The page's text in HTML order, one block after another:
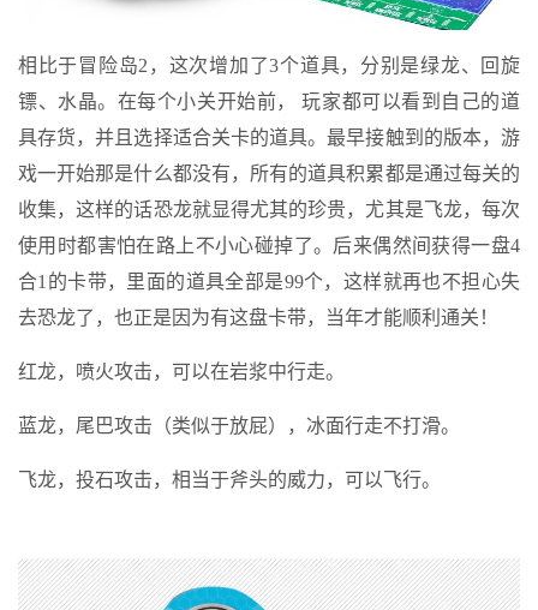
相比于冒险岛2，这次增加了3个道具，分别是绿龙、回旋
镖、水晶。在每个小关开始前， 玩家都可以看到自己的道
具存货，并且选择适合关卡的道具。最早接触到的版本，游
戏一开始那是什么都没有，所有的道具积累都是通过每关的
收集，这样的话恐龙就显得尤其的珍贵，尤其是飞龙，每次
使用时都害怕在路上不小心碰掉了。后来偶然间获得一盘4
合1的卡带，里面的道具全部是99个，这样就再也不担心失
去恐龙了，也正是因为有这盘卡带，当年才能顺利通关！
红龙，喷火攻击，可以在岩浆中行走。
蓝龙，尾巴攻击（类似于放屁），冰面行走不打滑。
飞龙，投石攻击，相当于斧头的威力，可以飞行。